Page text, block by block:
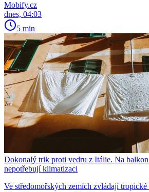
Mobify.cz
dnes, 04:03
5 min
Dokonalý trik proti vedru z Itálie. Na
nepotřebují klimatizaci
Ve středomořských zemích zvládají